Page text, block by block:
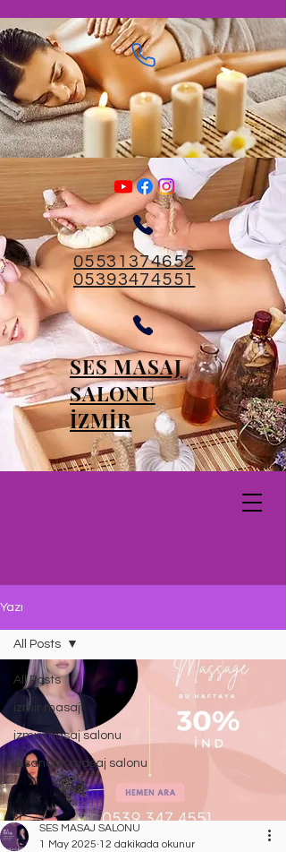
05531374652
05393474551
SES MASAJ
SALONU
İZMİR
Yazı
All Posts
izmir masaj
izmir masaj salonu
alsancak masaj salonu
All Posts
SES MASAJ SALONU
1 May 2025 12 dakikada okunur